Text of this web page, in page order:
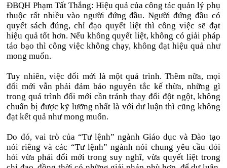
ĐBQH Phạm Tất Thắng: Hiệu quả của công tác quản lý phụ
thuộc rất nhiều vào người đứng đầu. Người đứng đầu có
quyết sách đúng, chỉ đạo quyết liệt thì công việc sẽ đạt
hiệu quả tốt hơn. Nếu không quyết liệt, không có giải pháp
táo bạo thì công việc không chạy, không đạt hiệu quả như
mong muốn.
Tuy nhiên, việc đổi mới là một quá trình. Thêm nữa, mọi
đổi mới vẫn phải đảm bảo nguyên tắc kế thừa, những gì
trong quá trình đổi mới cần tránh thay đổi đột ngột, không
chuẩn bị được kỹ lưỡng nhất là với dư luận thì cũng không
đạt kết quả như mong muốn.
Do đó, vai trò của “Tư lệnh” ngành Giáo dục và Đào tạo
nói riêng và các “Tư lệnh” ngành nói chung yêu cầu đỏi
hỏi vừa phải đổi mới trong suy nghĩ, vừa quyết liệt trong